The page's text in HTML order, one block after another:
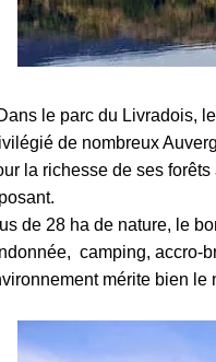
le parc du Livradois,
de nombreux
la richesse de ses
de 28 ha de nature, le
camping, accro-
mérite bien le